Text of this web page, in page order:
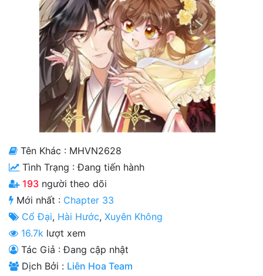
Mạt Thế
Ngôn Tình
Thanh xuân - Vườn trường
Truyện AI
Truyện Sáng Tác
Trùng Sinh
Tên Khác : MHVN2628
Tình Trạng :Đang tiến hành
193 người theo dõi
Mới nhất : Chapter 33
Cổ Đại, Hài Hước, Xuyên Không
16.7k lượt xem
Tác Giả : Đang cập nhật
Dịch Bởi : Liên Hoa Team